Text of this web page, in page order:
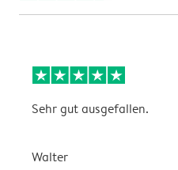
Sehr gut ausgefallen.
Walter